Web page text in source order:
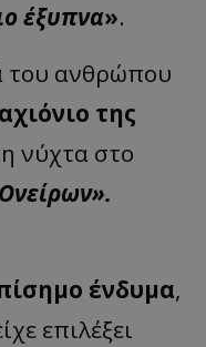
έξυπνα».
του ανθρώπου
της
νύχτα στο
ένδυμα,
επιλέξει